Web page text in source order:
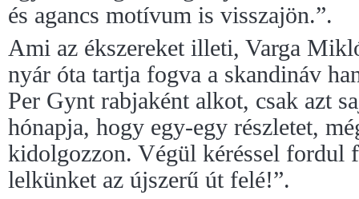
és agancs motívum is visszajön.”.
Ami az ékszereket illeti, Varga
nyár óta tartja fogva a skandináv
Per Gynt rabjaként alkot, csak azt
hónapja, hogy egy-egy részletet,
kidolgozzon. Végül kéréssel fordul
lelkünket az újszerű út felé!”.